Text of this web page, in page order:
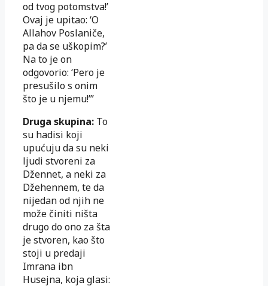
od tvog potomstva!’
Ovaj je upitao: ‘O
Allahov Poslaniče,
pa da se uškopim?’
Na to je on
odgovorio: ‘Pero je
presušilo s onim
što je u njemu!’”
Druga skupina: To
su hadisi koji
upućuju da su neki
ljudi stvoreni za
Džennet, a neki za
Džehennem, te da
nijedan od njih ne
može činiti ništa
drugo do ono za šta
je stvoren, kao što
stoji u predaji
Imrana ibn
Husejna, koja glasi: